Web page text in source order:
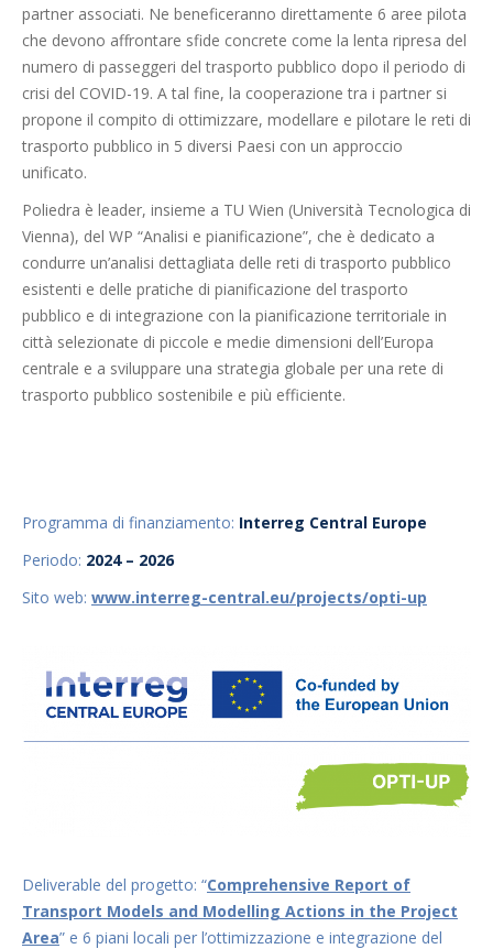
partner associati. Ne beneficeranno direttamente 6 aree pilota
che devono affrontare sfide concrete come la lenta ripresa del
numero di passeggeri del trasporto pubblico dopo il periodo di
crisi del COVID-19. A tal fine, la cooperazione tra i partner si
propone il compito di ottimizzare, modellare e pilotare le reti di
trasporto pubblico in 5 diversi Paesi con un approccio
unificato.
Poliedra è leader, insieme a TU Wien (Università Tecnologica di
Vienna), del WP “Analisi e pianificazione”, che è dedicato a
condurre un’analisi dettagliata delle reti di trasporto pubblico
esistenti e delle pratiche di pianificazione del trasporto
pubblico e di integrazione con la pianificazione territoriale in
città selezionate di piccole e medie dimensioni dell’Europa
centrale e a sviluppare una strategia globale per una rete di
trasporto pubblico sostenibile e più efficiente.
Programma di finanziamento: Interreg Central Europe
Periodo: 2024 – 2026
Sito web: www.interreg-central.eu/projects/opti-up
Deliverable del progetto: “Comprehensive Report of
Transport Models and Modelling Actions in the Project
Area” e 6 piani locali per l’ottimizzazione e integrazione del